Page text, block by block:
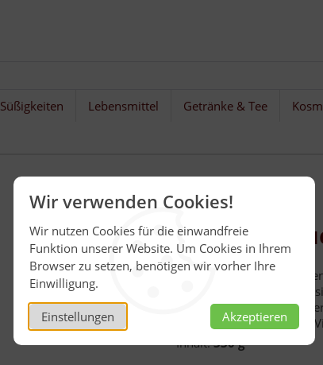
Wir verwenden Cookies!
Wir nutzen Cookies für die einwandfreie
Funktion unserer Website. Um Cookies in Ihrem
Browser zu setzen, benötigen wir vorher Ihre
Einwilligung.
Einstellungen Akzeptieren
Süßigkeiten Lebensmittel Getränke & Tee
Edle
Aromatische
Johannisbeeren
Geschmackserlebnis.
Liebhaber von fruchtiger
Inhalt:330 g